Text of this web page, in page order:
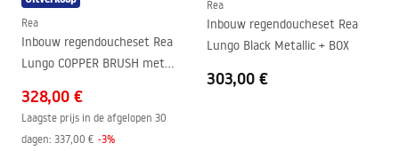
Rea
Inbouw regendoucheset Rea
Lungo COPPER BRUSH met
328,00 €
Laagste prijs in de afgelopen 30
dagen: 337,00 € -3%
Rea
Inbouw regendoucheset Rea
Lungo Black Metallic + BOX
303,00 €